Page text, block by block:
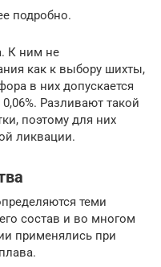
подробно.
К ним не
как к выбору шихты,
в них допускается
Разливают такой
поэтому для них
ликвации.
теми
состав и во многом
применялись при